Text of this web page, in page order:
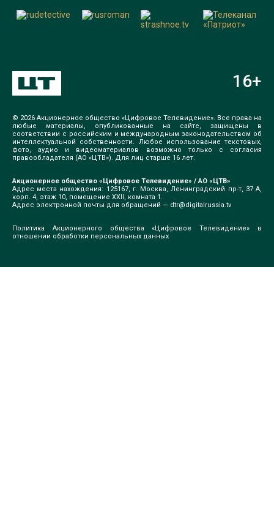
© 2026 Акционерное общество «Цифровое Телевидение». Все права на
любые материалы, опубликованные на сайте, защищены в
соответствии с российским и международным законодательством об
интеллектуальной собственности. Любое использование текстовых,
фото, аудио и видеоматериалов возможно только с согласия
правообладателя (АО «ЦТВ»). Для лиц старше 16 лет.
Акционерное общество «Цифровое Телевидение» / АО «ЦТВ»
Адрес места нахождения: 125167, г. Москва, Ленинградский пр-т, 37 А,
корп. 4, этаж 10, помещение XXII, комната 1.
Адрес электронной почты для обращений — dtr@digitalrussia.tv
Политика Акционерного общества «Цифровое Телевидение» в
отношении обработки персональных данных
16+